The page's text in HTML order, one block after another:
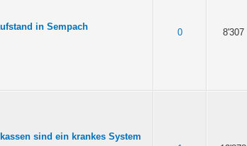
in Sempach
0 8'307
sind ein krankes System